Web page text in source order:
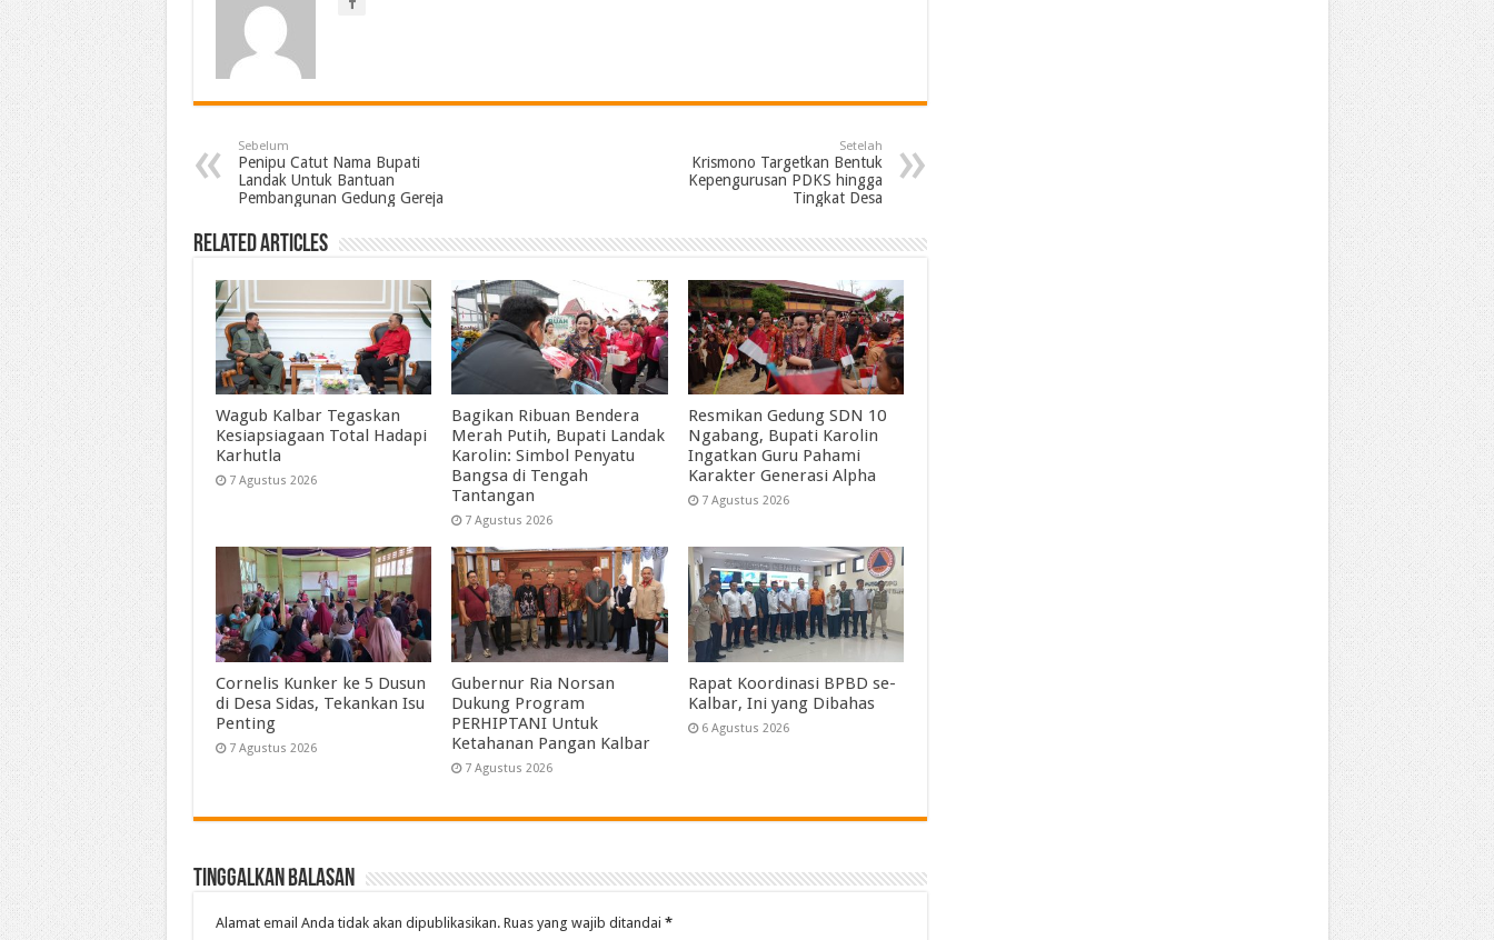
Sebelum
Penipu Catut Nama Bupati
Landak Untuk Bantuan
Pembangunan Gedung Gereja
Setelah
Krismono Targetkan Bentuk
Kepengurusan PDKS hingga
Tingkat Desa
Related Articles
Wagub Kalbar Tegaskan
Kesiapsiagaan Total Hadapi
Karhutla
7 Agustus 2026
Bagikan Ribuan Bendera
Merah Putih, Bupati Landak
Karolin: Simbol Penyatu
Bangsa di Tengah
Tantangan
7 Agustus 2026
Resmikan Gedung SDN 10
Ngabang, Bupati Karolin
Ingatkan Guru Pahami
Karakter Generasi Alpha
7 Agustus 2026
Cornelis Kunker ke 5 Dusun
di Desa Sidas, Tekankan Isu
Penting
7 Agustus 2026
Gubernur Ria Norsan
Dukung Program
PERHIPTANI Untuk
Ketahanan Pangan Kalbar
7 Agustus 2026
Rapat Koordinasi BPBD se-
Kalbar, Ini yang Dibahas
6 Agustus 2026
Tinggalkan Balasan
Alamat email Anda tidak akan dipublikasikan. Ruas yang wajib ditandai *